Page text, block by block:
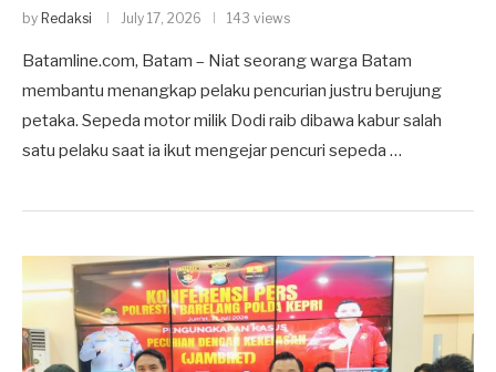
by Redaksi July 17, 2026 143 views
Batamline.com, Batam – Niat seorang warga Batam
membantu menangkap pelaku pencurian justru berujung
petaka. Sepeda motor milik Dodi raib dibawa kabur salah
satu pelaku saat ia ikut mengejar pencuri sepeda …